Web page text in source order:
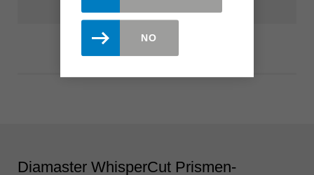
Diamaster WhisperCut Prismen-
NO